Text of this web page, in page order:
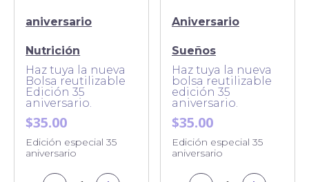
aniversario
Nutrición
Haz tuya la nueva
Bolsa reutilizable
Edición 35
aniversario.
$35.00
Edición especial 35
aniversario
Aniversario
Sueños
Haz tuya la nueva
bolsa reutilizable
edición 35
aniversario.
$35.00
Edición especial 35
aniversario